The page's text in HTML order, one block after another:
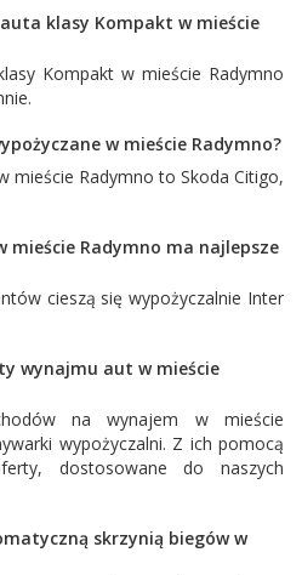
klasy Kompakt w mieście
Kompakt w mieście Radymno
w mieście Radymno?
mieście Radymno to Skoda Citigo,
Radymno ma najlepsze
cieszą się wypożyczalnie Inter
wynajmu aut w mieście
na wynajem w mieście
wypożyczalni. Z ich pomocą
dostosowane do naszych
skrzynią biegów w